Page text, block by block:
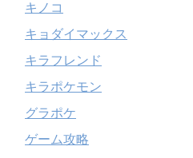
キノコ
キョダイマックス
キラフレンド
キラポケモン
グラポケ
ゲーム攻略